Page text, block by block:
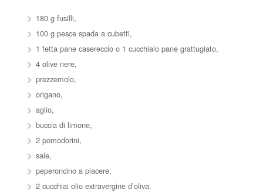
180 g fusilli,
100 g pesce spada a cubetti,
1 fetta pane casereccio o 1 cucchiaio pane grattugiato,
4 olive nere,
prezzemolo,
origano,
aglio,
buccia di limone,
2 pomodorini,
sale,
peperoncino a piacere,
2 cucchiai olio extravergine d’oliva.